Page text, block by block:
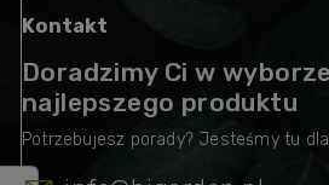
Kontakt
Doradzimy Ci w
najlepszego produktu